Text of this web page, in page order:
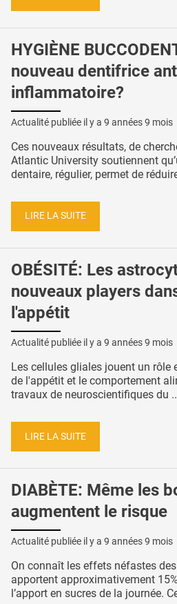
HYGIÈNE
nouveau dentifrice
inflammatoire?
Actualité publiée il y a 9 années 9 mois
Ces nouveaux résultats, de
Atlantic University soutiennent
dentaire, régulier, permet de
LIRE LA SUITE
OBÉSITÉ: Les
nouveaux players
l'appétit
Actualité publiée il y a 9 années 9 mois
Les cellules gliales jouent un rôle
de l'appétit et le comportement
travaux de neuroscientifiques du
LIRE LA SUITE
DIABÈTE: Même les
augmentent le risque
Actualité publiée il y a 9 années 9 mois
On connaît les effets néfastes
apportent approximativement
l’apport en sucres de la journée.